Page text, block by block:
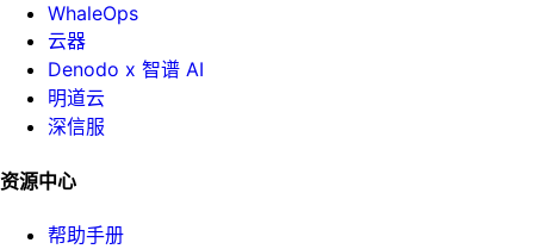
WhaleOps
云器
Denodo x 智谱 AI
明道云
深信服
资源中心
帮助手册